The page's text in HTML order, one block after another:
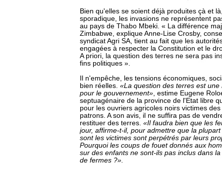
Bien qu'elles se soient déjà produites çà et
sporadique, les invasions ne représentent
au pays de Thabo Mbeki. « La différence
Zimbabwe, explique Anne-Lise Crosby,
syndicat Agri SA, tient au fait que les
engagées à respecter la Constitution et le
A priori, la question des terres ne sera pas
fins politiques ».
Il n'empêche, les tensions économiques,
bien réelles. «La question des terres est
pour le gouvernement», estime Eugene
septuagénaire de la province de l'Etat libre
pour les ouvriers agricoles noirs victimes
patrons. A son avis, il ne suffira pas de
restituer des terres. «Il faudra bien que les
jour, affirme-t-il, pour admettre que la
sont les victimes sont perpétrés par leurs
Pourquoi les coups de fouet donnés aux
sur des enfants ne sont-ils pas inclus dans
de fermes ?».